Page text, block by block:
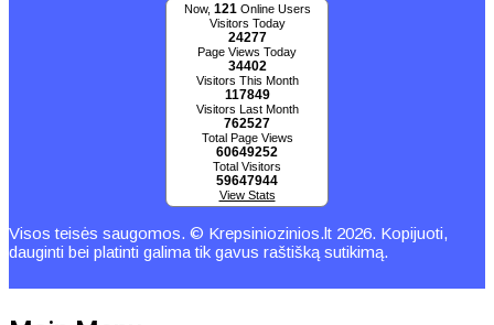
Now, 121 Online Users
Visitors Today
24277
Page Views Today
34402
Visitors This Month
117849
Visitors Last Month
762527
Total Page Views
60649252
Total Visitors
59647944
View Stats
Visos teisės saugomos. © Krepsiniozinios.lt 2026. Kopijuoti,
dauginti bei platinti galima tik gavus raštišką sutikimą.